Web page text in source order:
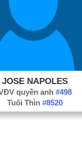
JOSE NAPOLES
quyền anh #498
Tuổi Thìn#8520